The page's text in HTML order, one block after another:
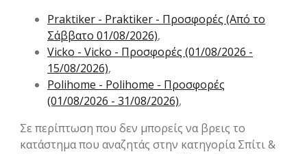
Praktiker - Praktiker - Προσφορές (Από το
Σάββατο 01/08/2026),
Vicko - Vicko - Προσφορές (01/08/2026 -
15/08/2026),
Polihome - Polihome - Προσφορές
(01/08/2026 - 31/08/2026),
Σε περίπτωση που δεν μπορείς να βρεις το
κατάστημα που αναζητάς στην κατηγορία Σπίτι &